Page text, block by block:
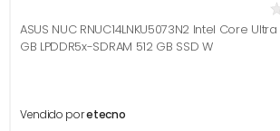
ASUS NUC RNUC14LNKU5073N2 Intel Core
GB LPDDR5x-SDRAM 512 GB SSD W
Vendido poretecno